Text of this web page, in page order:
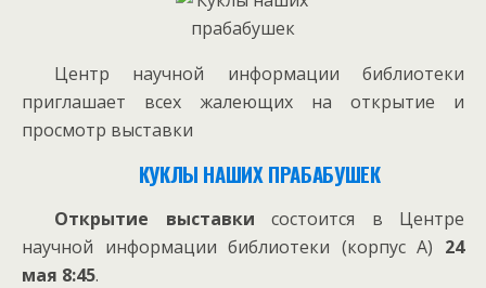
Центр научной информации библиотеки
приглашает всех жалеющих на открытие и
просмотр выставки
КУКЛЫ НАШИХ ПРАБАБУШЕК
Открытие выставки состоится в Центре
научной информации библиотеки (корпус А) 24
мая 8:45.